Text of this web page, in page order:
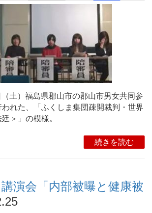
土）福島県郡山市の郡山市男女共同参
れた、「ふくしま集団疎開裁判・世界
＞」の模様。
続きを読む
演会「内部被曝と健康被